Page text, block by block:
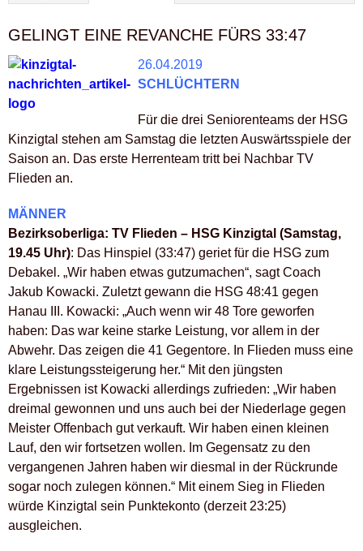
GELINGT EINE REVANCHE FÜRS 33:47
26.04.2019
SCHLÜCHTERN
Für die drei Seniorenteams der HSG
Kinzigtal stehen am Samstag die letzten Auswärtsspiele der
Saison an. Das erste Herrenteam tritt bei Nachbar TV
Flieden an.
MÄNNER
Bezirksoberliga: TV Flieden – HSG Kinzigtal (Samstag,
19.45 Uhr): Das Hinspiel (33:47) geriet für die HSG zum
Debakel. „Wir haben etwas gutzumachen“, sagt Coach
Jakub Kowacki. Zuletzt gewann die HSG 48:41 gegen
Hanau III. Kowacki: „Auch wenn wir 48 Tore geworfen
haben: Das war keine starke Leistung, vor allem in der
Abwehr. Das zeigen die 41 Gegentore. In Flieden muss eine
klare Leistungssteigerung her.“ Mit den jüngsten
Ergebnissen ist Kowacki allerdings zufrieden: „Wir haben
dreimal gewonnen und uns auch bei der Niederlage gegen
Meister Offenbach gut verkauft. Wir haben einen kleinen
Lauf, den wir fortsetzen wollen. Im Gegensatz zu den
vergangenen Jahren haben wir diesmal in der Rückrunde
sogar noch zulegen können.“ Mit einem Sieg in Flieden
würde Kinzigtal sein Punktekonto (derzeit 23:25)
ausgleichen.